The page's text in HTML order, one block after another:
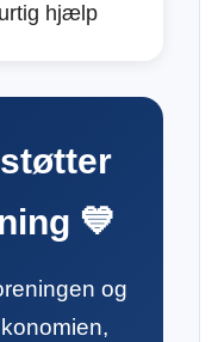
hjælp
💙
og